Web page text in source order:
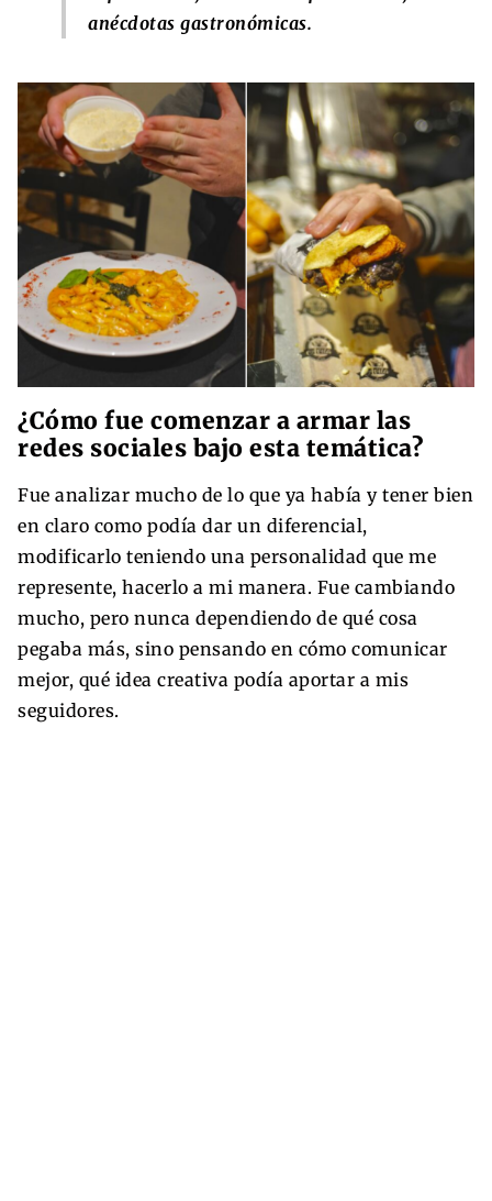
anécdotas gastronómicas.
¿Cómo fue comenzar a armar las
redes sociales bajo esta temática?
Fue analizar mucho de lo que ya había y tener bien
en claro como podía dar un diferencial,
modificarlo teniendo una personalidad que me
represente, hacerlo a mi manera. Fue cambiando
mucho, pero nunca dependiendo de qué cosa
pegaba más, sino pensando en cómo comunicar
mejor, qué idea creativa podía aportar a mis
seguidores.